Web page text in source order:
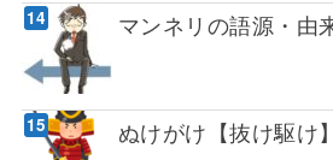
マンネリの語源・由
ぬけがけ【抜け駆け